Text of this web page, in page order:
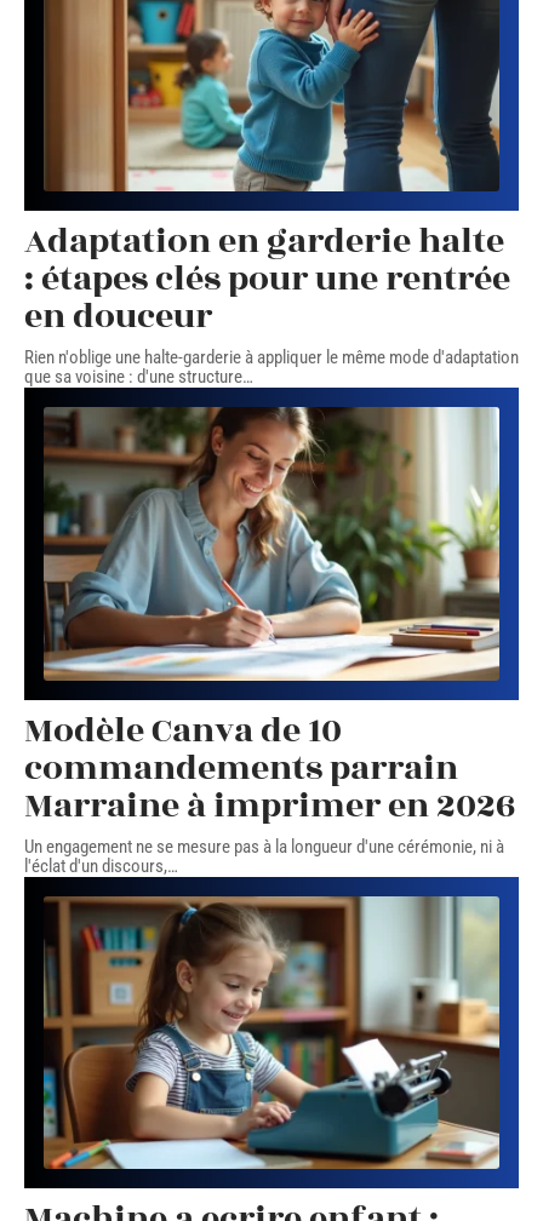
Adaptation en garderie halte
: étapes clés pour une rentrée
en douceur
Rien n'oblige une halte-garderie à appliquer le même mode d'adaptation
que sa voisine : d'une structure…
Modèle Canva de 10
commandements parrain
Marraine à imprimer en 2026
Un engagement ne se mesure pas à la longueur d'une cérémonie, ni à
l'éclat d'un discours,…